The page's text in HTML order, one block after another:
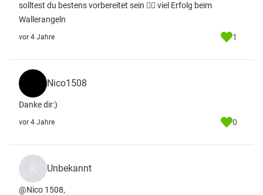
solltest du bestens vorbereitet sein ✌🏻 viel Erfolg beim
Wallerangeln
vor 4 Jahre 1
Nico1508
Danke dir:)
vor 4 Jahre 0
Unbekannt
@Nico 1508,